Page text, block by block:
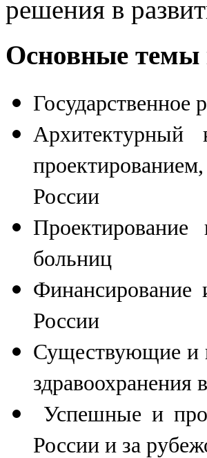
решения в
Основные темы
Государственное
Архитектурный
России
больниц
Финансирование
России
Существующие и
здравоохранения
Успешные и
России и за